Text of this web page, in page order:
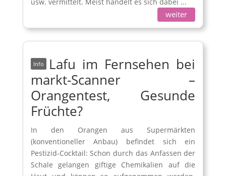
weiter
Lafu im Fernsehen bei
markt-Scanner –
Orangentest, Gesunde
Früchte?
In den Orangen aus Supermärkten
(konventioneller Anbau) befindet sich ein
Pestizid-Cocktail: Schon durch das Anfassen der
Schale gelangen giftige Chemikalien auf die